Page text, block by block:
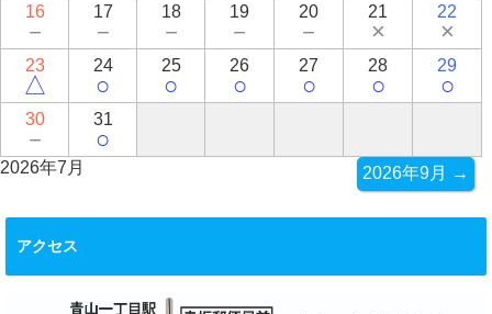
16
－
17
－
18
－
19
－
20
－
21
×
22
×
23
△
24
○
25
○
26
○
27
○
28
○
29
○
30
－
31
○
2026年7月 2026年9月 →
アクセス